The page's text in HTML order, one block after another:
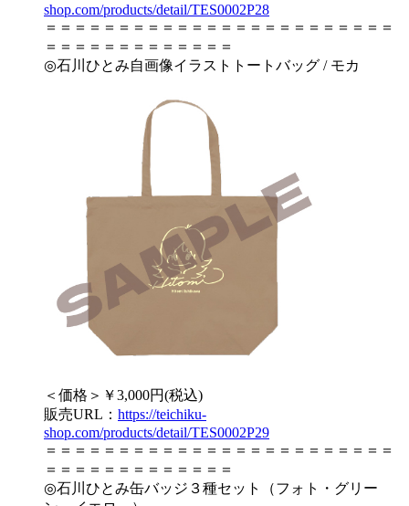
shop.com/products/detail/TES0002P28
＝＝＝＝＝＝＝＝＝＝＝＝＝＝＝＝＝＝＝＝＝＝＝＝
＝＝＝＝＝＝＝＝＝＝＝＝＝
◎石川ひとみ自画像イラストトートバッグ / モカ
＜価格＞￥3,000円(税込)
販売URL： https://teichiku-
shop.com/products/detail/TES0002P29
＝＝＝＝＝＝＝＝＝＝＝＝＝＝＝＝＝＝＝＝＝＝＝＝
＝＝＝＝＝＝＝＝＝＝＝＝＝
◎石川ひとみ缶バッジ３種セット（フォト・グリー